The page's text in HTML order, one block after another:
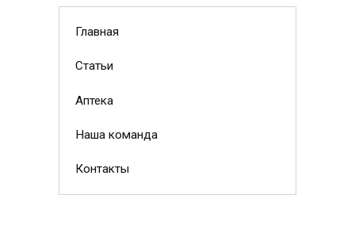
Главная
Статьи
Аптека
Наша команда
Контакты